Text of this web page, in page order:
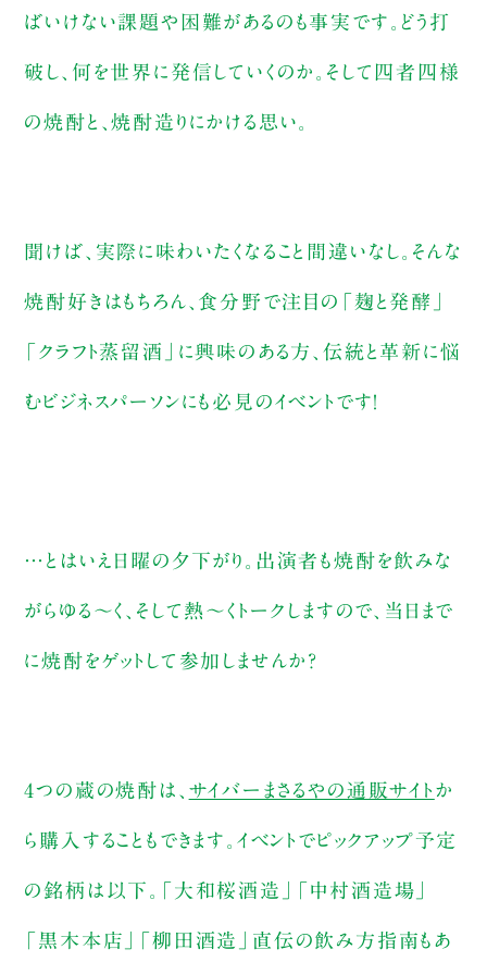
ばいけない課題や困難があるのも事実です。どう打
破し、何を世界に発信していくのか。そして四者四様
の焼酎と、焼酎造りにかける思い。
聞けば、実際に味わいたくなること間違いなし。そんな
焼酎好きはもちろん、食分野で注目の「麹と発酵」
「クラフト蒸留酒」に興味のある方、伝統と革新に悩
むビジネスパーソンにも必見のイベントです！
…とはいえ日曜の夕下がり。出演者も焼酎を飲みな
がらゆる～く、そして熱～くトークしますので、当日まで
に焼酎をゲットして参加しませんか？
4つの蔵の焼酎は、 サイバーまさるやの通販サイト か
ら購入することもできます。イベントでピックアップ予定
の銘柄は以下。「大和桜酒造」「中村酒造場」
「黒木本店」「柳田酒造」直伝の飲み方指南もあ